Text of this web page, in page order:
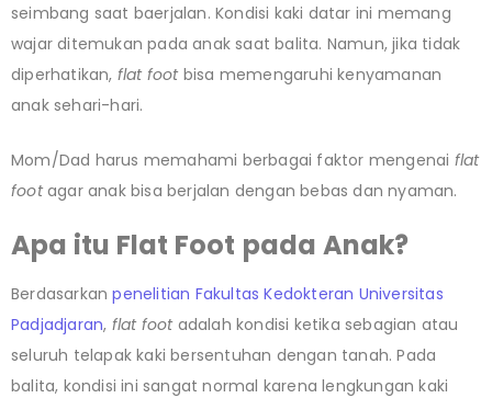
seimbang saat baerjalan. Kondisi kaki datar ini memang
wajar ditemukan pada anak saat balita. Namun, jika tidak
diperhatikan, flat foot bisa memengaruhi kenyamanan
anak sehari-hari.
Mom/Dad harus memahami berbagai faktor mengenai flat
footagar anak bisa berjalan dengan bebas dan nyaman.
Apa itu Flat Foot pada Anak?
Berdasarkanpenelitian Fakultas Kedokteran Universitas
Padjadjaran, flat footadalah kondisi ketika sebagian atau
seluruh telapak kaki bersentuhan dengan tanah. Pada
balita, kondisi ini sangat normal karena lengkungan kaki